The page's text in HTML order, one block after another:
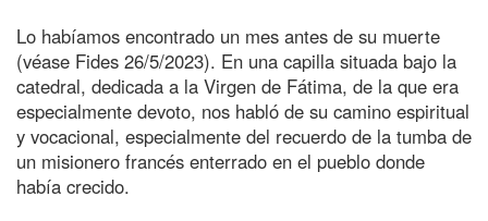
Lo habíamos encontrado un mes antes de su muerte
(véase Fides 26/5/2023). En una capilla situada bajo la
catedral, dedicada a la Virgen de Fátima, de la que era
especialmente devoto, nos habló de su camino espiritual
y vocacional, especialmente del recuerdo de la tumba de
un misionero francés enterrado en el pueblo donde
había crecido.